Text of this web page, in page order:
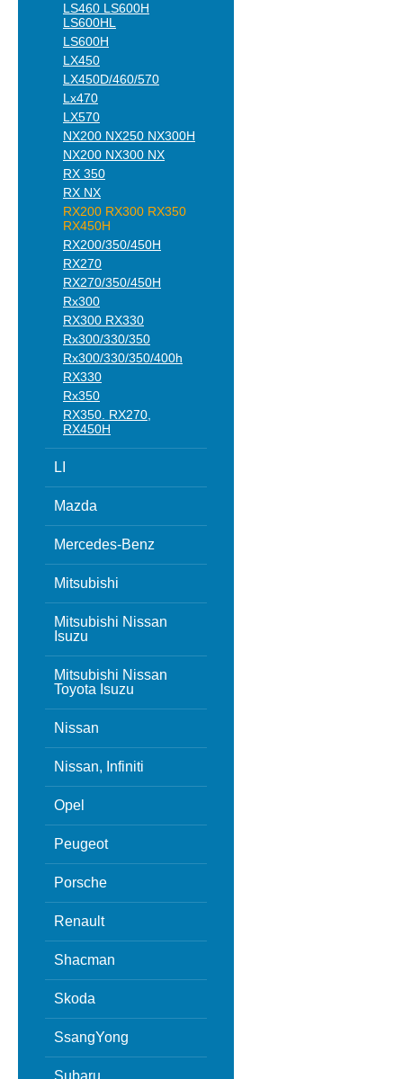
LS460 LS600H
LS600HL
LS600H
LX450
LX450D/460/570
Lx470
LX570
NX200 NX250 NX300H
NX200 NX300 NX
RX 350
RX NX
RX200 RX300 RX350
RX450H
RX200/350/450H
RX270
RX270/350/450H
Rx300
RX300 RX330
Rx300/330/350
Rx300/330/350/400h
RX330
Rx350
RX350. RX270,
RX450H
LI
Mazda
Mercedes-Benz
Mitsubishi
Mitsubishi Nissan
Isuzu
Mitsubishi Nissan
Toyota Isuzu
Nissan
Nissan, Infiniti
Opel
Peugeot
Porsche
Renault
Shacman
Skoda
SsangYong
Subaru